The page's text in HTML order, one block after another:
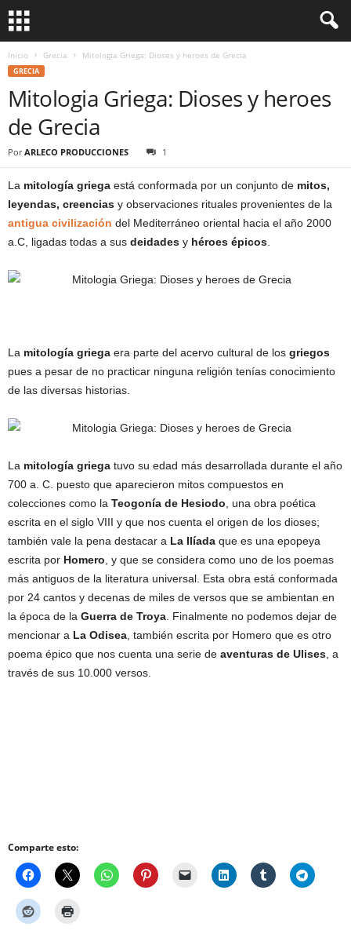
Inicio Grecia Mitologia Griega: Dioses y heroes de Grecia
GRECIA
Mitologia Griega: Dioses y heroes
de Grecia
Por ARLECO PRODUCCIONES 1
La mitología griega está conformada por un conjunto de mitos,
leyendas, creencias y observaciones rituales provenientes de la
antigua civilización del Mediterráneo oriental hacia el año 2000
a.C, ligadas todas a sus deidades y héroes épicos
La mitología griega era parte del acervo cultural de los griegos
pues a pesar de no practicar ninguna religión tenías conocimiento
de las diversas historias.
La mitología griega tuvo su edad más desarrollada durante el año
700 a. C. puesto que aparecieron mitos compuestos en
colecciones como la Teogonía de Hesiodo , una obra poética
escrita en el siglo VIII y que nos cuenta el origen de los dioses;
también vale la pena destacar a La Ilíada que es una epopeya
escrita por Homero , y que se considera como uno de los poemas
más antiguos de la literatura universal. Esta obra está conformada
por 24 cantos y decenas de miles de versos que se ambientan en
la época de la Guerra de Troya . Finalmente no podemos dejar de
mencionar a La Odisea , también escrita por Homero que es otro
poema épico que nos cuenta una serie de aventuras de Ulises , a
través de sus 10.000 versos.
Comparte esto: